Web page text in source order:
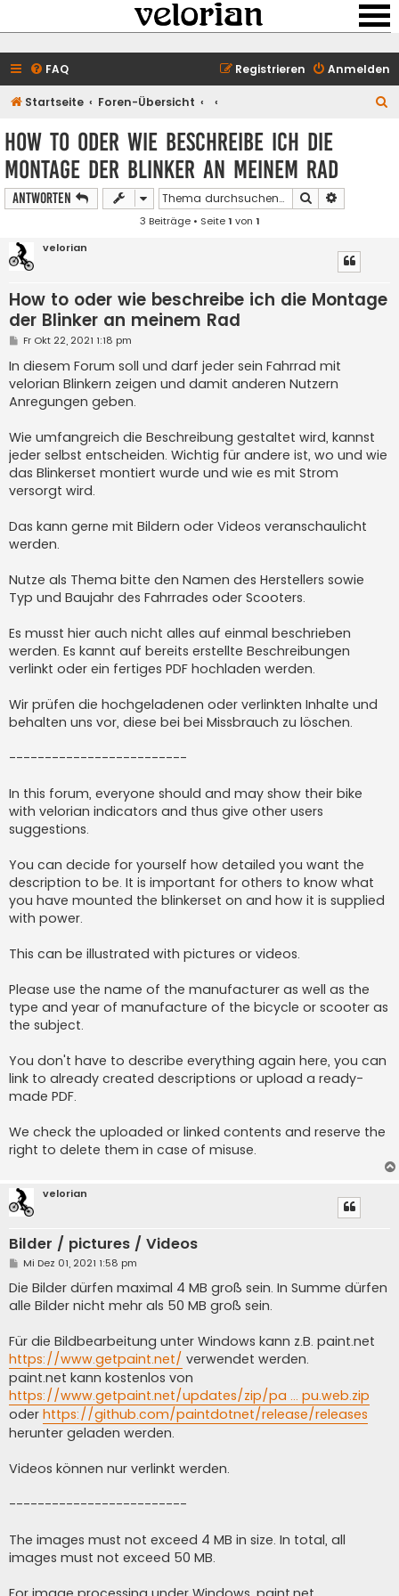
FAQ Anmelden
Registrieren
Startseite Foren-Übersicht
How to oder wie beschreibe ich die
Montage der Blinker an meinem Rad
Antworten Suche
3 Beiträge • Seite1 von 1
velorian
How to oder wie beschreibe ich die Montage
der Blinker an meinem Rad
B
r
a
g
Fr Okt 22, 2021 1:18 pm
In diesem Forum soll und darf jeder sein Fahrrad mit
velorian Blinkern zeigen und damit anderen Nutzern
Anregungen geben.
Wie umfangreich die Beschreibung gestaltet wird, kannst
jeder selbst entscheiden. Wichtig für andere ist, wo und wie
das Blinkerset montiert wurde und wie es mit Strom
versorgt wird.
Das kann gerne mit Bildern oder Videos veranschaulicht
werden.
Nutze als Thema bitte den Namen des Herstellers sowie
Typ und Baujahr des Fahrrades oder Scooters.
Es musst hier auch nicht alles auf einmal beschrieben
werden. Es kannt auf bereits erstellte Beschreibungen
verlinkt oder ein fertiges PDF hochladen werden.
Wir prüfen die hochgeladenen oder verlinkten Inhalte und
behalten uns vor, diese bei bei Missbrauch zu löschen.
-------------------------
In this forum, everyone should and may show their bike
with velorian indicators and thus give other users
suggestions.
You can decide for yourself how detailed you want the
description to be. It is important for others to know what
you have mounted the blinkerset on and how it is supplied
with power.
This can be illustrated with pictures or videos.
Please use the name of the manufacturer as well as the
type and year of manufacture of the bicycle or scooter as
the subject.
You don't have to describe everything again here, you can
link to already created descriptions or upload a ready-
made PDF.
We check the uploaded or linked contents and reserve the
right to delete them in case of misuse.
velorian
Bilder / pictures / Videos
B
i
t
r
Mi Dez 01, 2021 1:58 pm
Die Bilder dürfen maximal 4 MB groß sein. In Summe dürfen
alle Bilder nicht mehr als 50 MB groß sein.
Für die Bildbearbeitung unter Windows kann z.B. paint.net
https://www.getpaint.net/ verwendet werden.
paint.net kann kostenlos von
https://www.getpaint.net/updates/zip/pa ... pu.web.zip
oder https://github.com/paintdotnet/release/releases
herunter geladen werden.
Videos können nur verlinkt werden.
-------------------------
The images must not exceed 4 MB in size. In total, all
images must not exceed 50 MB.